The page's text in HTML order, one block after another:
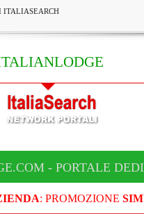
ITALIASEARCH
- PORTALE
: PROMOZIONE